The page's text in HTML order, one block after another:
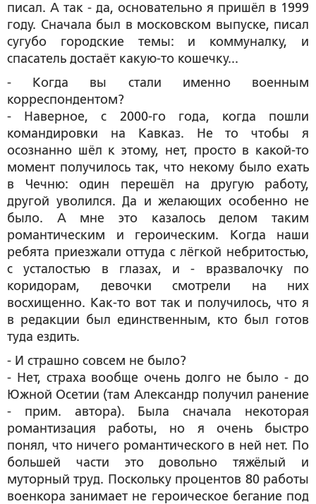
писал. А так - да, основательно я пришёл в 1999
году. Сначала был в московском выпуске, писал
сугубо городские темы: и коммуналку, и
спасатель достаёт какую-то кошечку...
- Когда вы стали именно военным
корреспондентом?
- Наверное, с 2000-го года, когда пошли
командировки на Кавказ. Не то чтобы я
осознанно шёл к этому, нет, просто в какой-то
момент получилось так, что некому было ехать
в Чечню: один перешёл на другую работу,
другой уволился. Да и желающих особенно не
было. А мне это казалось делом таким
романтическим и героическим. Когда наши
ребята приезжали оттуда с лёгкой небритостью,
с усталостью в глазах, и - вразвалочку по
коридорам, девочки смотрели на них
восхищенно. Как-то вот так и получилось, что я
в редакции был единственным, кто был готов
туда ездить.
- И страшно совсем не было?
- Нет, страха вообще очень долго не было - до
Южной Осетии (там Александр получил ранение
- прим. автора). Была сначала некоторая
романтизация работы, но я очень быстро
понял, что ничего романтического в ней нет. По
большей части это довольно тяжёлый и
муторный труд. Поскольку процентов 80 работы
военкора занимает не героическое бегание под